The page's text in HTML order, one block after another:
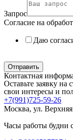
Запрос
Согласие на
Даю
Отправить
Контактная
Оставьте заявку
свои интересы и
+7(991)725-59-26
Москва, ул.
Часы работы будни